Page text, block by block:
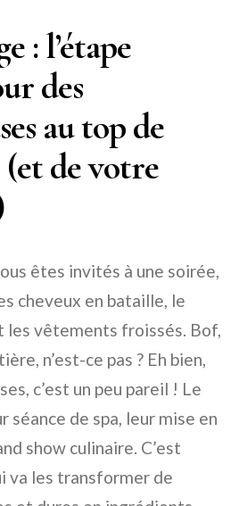
: l’étape
des
au top de
de votre
êtes invités à une soirée,
cheveux en bataille, le
les vêtements froissés. Bof,
n’est-ce pas ? Eh bien,
c’est un peu pareil ! Le
séance de spa, leur mise en
show culinaire. C’est
va les transformer de